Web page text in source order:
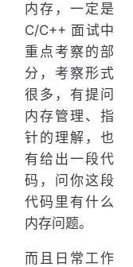
2. 读未初始化的内存
3. 栈缓冲区溢出
4. 误解指针运算
5. 引用不存在的变量
6. 引起内存泄漏
内存，一定是
C/C++ 面试中
重点考察的部
分，考察形式
很多，有提问
内存管理、指
针的理解，也
有给出一段代
码，问你这段
代码里有什么
内存问题。
而且日常工作